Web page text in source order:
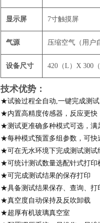
显示屏 7寸触摸屏
气源 压缩空气（用户
设备尺寸 420（L）X 300
技术优势：
★试验过程全自动,一键完成测试
★内置高精度传感器，反应更快
★测试更准确多种模式可选，满
★每种模式预置多组参数，可快
★可在无水环境下完成测试测试
★可统计测试数量选配针式打印
★可完成测试结果的保存打印
★具备测试结果保存、查询、打
★真空度自动保持及反吹卸载
★超厚有机玻璃真空室